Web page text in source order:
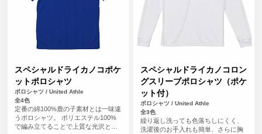
スペシャルドライカノコポケ
ットポロシャツ
ポロシャツ / United Athle
全4色
定番の綿100%鹿の子素材とは一味違
うポロシャツ。 ポリエステル100%
で編み立てることで上質な光沢とな
スペシャルドライカノコロン
グスリーブポロシャツ（ポケ
ット付）
ポロシャツ / United Athle
全3色
繰り返し洗っても色落ちしにくく、
洗濯後のお手入れも簡単、さらに胸